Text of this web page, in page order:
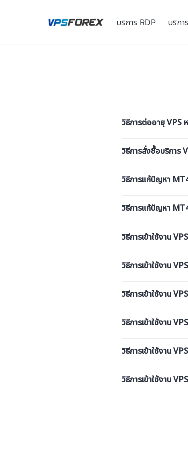
บริการ RDP บริกา
วิธีการต่ออายุ VPS
วิธีการสั่งซื้อบริการ
วิธีการแก้ปัญหา
วิธีการแก้ปัญหา
วิธีการเข้าใช้งาน
วิธีการเข้าใช้งาน
วิธีการเข้าใช้งาน
วิธีการเข้าใช้งาน
วิธีการเข้าใช้งาน
วิธีการเข้าใช้งาน